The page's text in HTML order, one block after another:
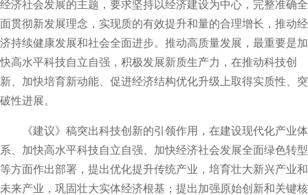
经济社会发展的主题，要求坚持以经济建设为中心，完整准确全
面贯彻新发展理念，实现质的有效提升和量的合理增长，推动经
济持续健康发展和社会全面进步。推动高质量发展，最重要是加
快高水平科技自立自强，积极发展新质生产力，在推动科技创
新、加快培育新动能、促进经济结构优化升级上取得实质性、突
破性进展。
《建议》稿突出科技创新的引领作用，在建设现代化产业体
系、加快高水平科技自立自强、加快经济社会发展全面绿色转型
等方面作出部署，提出优化提升传统产业，培育壮大新兴产业和
未来产业，巩固壮大实体经济根基；提出加强原始创新和关键核